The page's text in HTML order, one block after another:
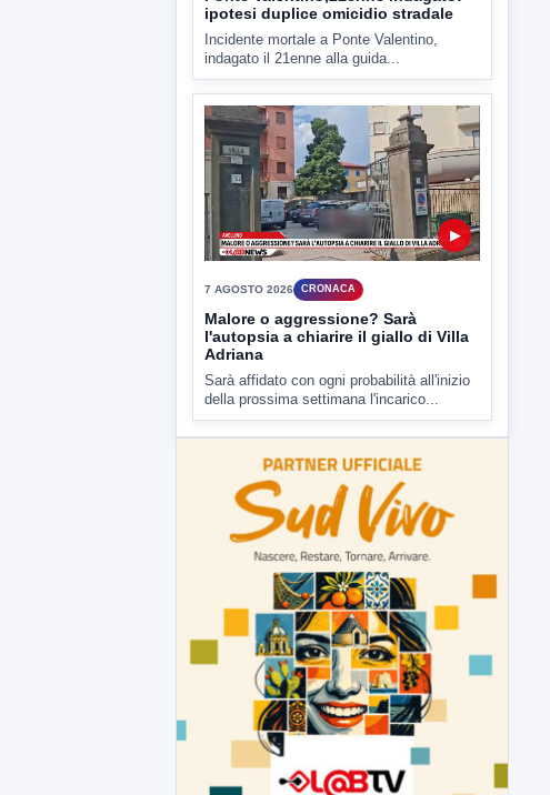
7 AGOSTO 2026 CRONACA
Malore o aggressione? Sarà
l'autopsia a chiarire il giallo di Villa
Adriana
Sarà affidato con ogni probabilità all'inizio
della prossima settimana l'incarico...